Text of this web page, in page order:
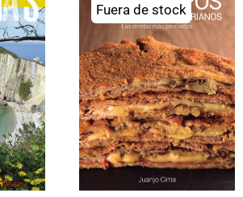
Fuera de stock